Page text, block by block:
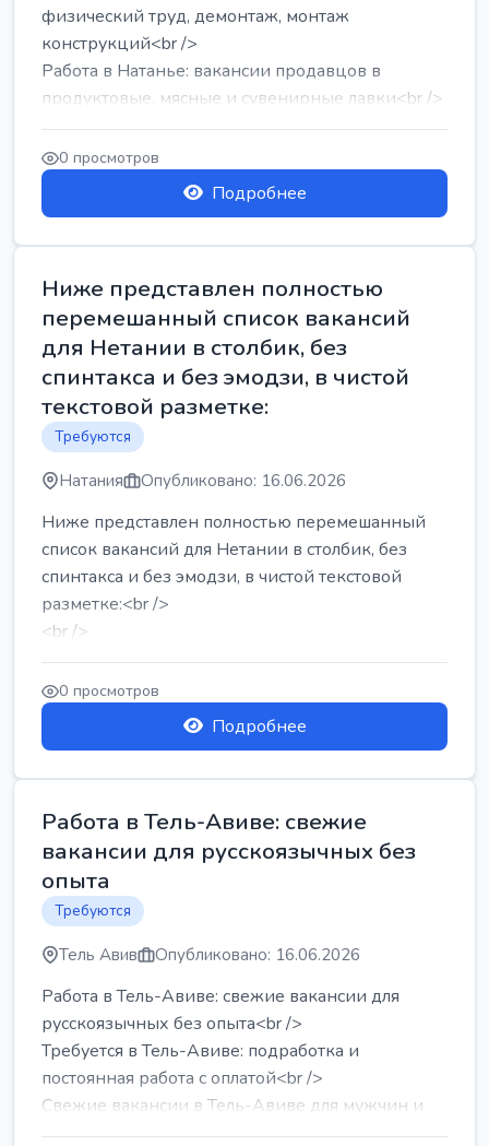
физический труд, демонтаж, монтаж
конструкций<br />
Работа в Натанье: вакансии продавцов в
продуктовые, мясные и сувенирные лавки<br />
Разнорабочий на сборку м...
0 просмотров
Подробнее
Ниже представлен полностью
перемешанный список вакансий
для Нетании в столбик, без
спинтакса и без эмодзи, в чистой
текстовой разметке:
Требуются
Натания Опубликовано: 16.06.2026
Ниже представлен полностью перемешанный
список вакансий для Нетании в столбик, без
спинтакса и без эмодзи, в чистой текстовой
разметке:<br />
<br />
Работа в Нетании на мебельном производстве:
требу...
0 просмотров
Подробнее
Работа в Тель-Авиве: свежие
вакансии для русскоязычных без
опыта
Требуются
Тель Авив Опубликовано: 16.06.2026
Работа в Тель-Авиве: свежие вакансии для
русскоязычных без опыта<br />
Требуется в Тель-Авиве: подработка и
постоянная работа с оплатой<br />
Свежие вакансии в Тель-Авиве для мужчин и
женщин от хозя...